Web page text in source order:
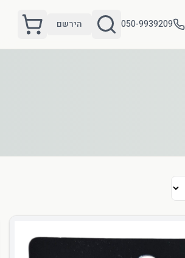
050-9939209 הירשם